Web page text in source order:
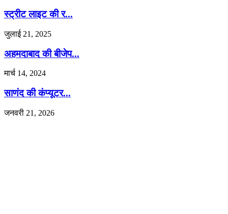
स्ट्रीट लाइट की र...
जुलाई 21, 2025
अहमदाबाद की बीजेप...
मार्च 14, 2024
साणंद की कंप्यूटर...
जनवरी 21, 2026